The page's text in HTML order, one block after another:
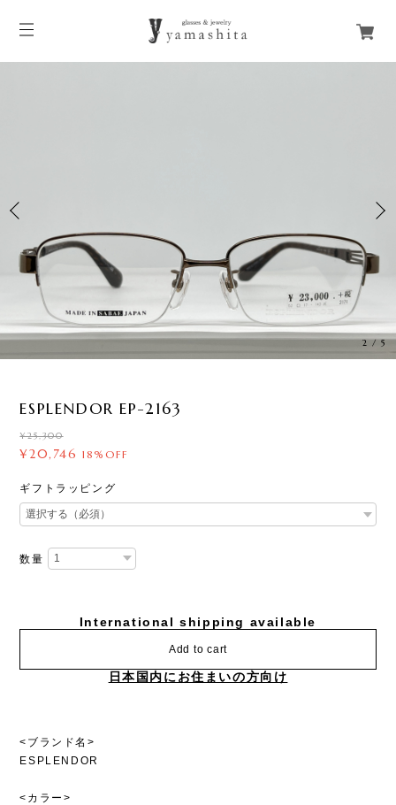
3/5
ESPLENDOR EP-2163
¥25,300
¥20,746 18%OFF
ギフトラッピング
数量
International shipping available
Add to cart
日本国内にお住まいの方向け
<ブランド名>
ESPLENDOR
<カラー>